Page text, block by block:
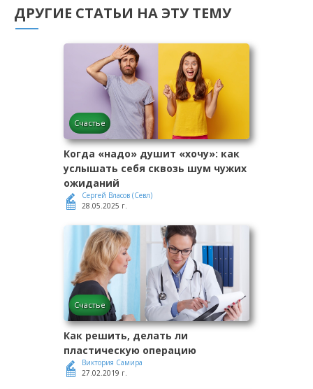
ДРУГИЕ СТАТЬИ НА ЭТУ ТЕМУ
Счастье
Когда «надо» душит «хочу»: как
услышать себя сквозь шум чужих
ожиданий
Сергей Власов (Севл)
28.05.2025 г.
Счастье
Как решить, делать ли
пластическую операцию
Виктория Самира
27.02.2019 г.